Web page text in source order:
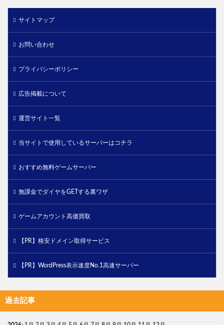
サイトマップ
お問い合わせ
プライバシーポリシー
広告掲載について
運営サイト一覧
当サイトで使用しているサーバーはコチラ
おすすめ無料ゲームサーバー
無課金でダイヤをGETする裏ワザ
ゲームアカウント高価買取
【PR】格安ドメイン取得サービス
【PR】WordPress表示速度No.1高速サーバー
過去記事